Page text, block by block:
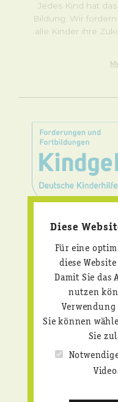
Jedes Kind hat
Bildung. Wir
alle Kinder ihre
Wir bieten
uns mit
Kinderschutz
Diese
Für eine
diese
Damit Sie
nutzen
Sie können
Sie